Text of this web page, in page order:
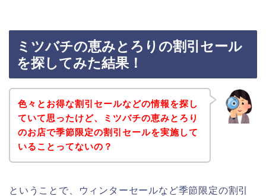
ミツバチの恵みとろりの割引セール
を探してみた結果！
色々とお得な割引セールなどの情報を探し
ていて思ったけど、ミツバチの恵みとろり
のお店で季節限定の割引セールを実施して
いることってないの？
ということで、ウィンターセールなど季節限定の割引